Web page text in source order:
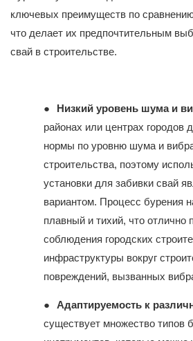
ключевых преимуществ по
что делает их предпочтительным
свай в строительстве.
● Низкий уровень шума и
районах или центрах городов
нормы по уровню шума и
строительства, поэтому
установки для забивки свай
вариантом. Процесс бурения
плавный и тихий, что отлично
соблюдения городских
инфраструктуры вокруг
повреждений, вызванных
●
Адаптируемость к
существует множество типов